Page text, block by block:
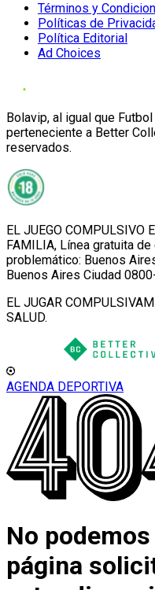
Términos y
Políticas de
Política Editorial
Ad Choices
Bolavip, al igual que
perteneciente a Better
reservados.
EL JUEGO COMPULSIVO
FAMILIA, Línea gratuita
problemático: Buenos
Buenos Aires Ciudad
EL JUGAR
SALUD.
AGENDA DEPORTIVA
No
página